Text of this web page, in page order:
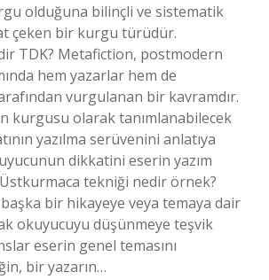
olduğuna bilinçli ve sistematik
çeken bir kurgu türüdür.
TDK? Metafiction, postmodern
hem yazarlar hem de
vurgulanan bir kavramdır.
kurgusu olarak tanımlanabilecek
yazılma serüvenini anlatıya
dikkatini eserin yazım
tekniği nedir örnek?
bir hikayeye veya temaya dair
okuyucuyu düşünmeye teşvik
eserin genel temasını
bir yazarın…